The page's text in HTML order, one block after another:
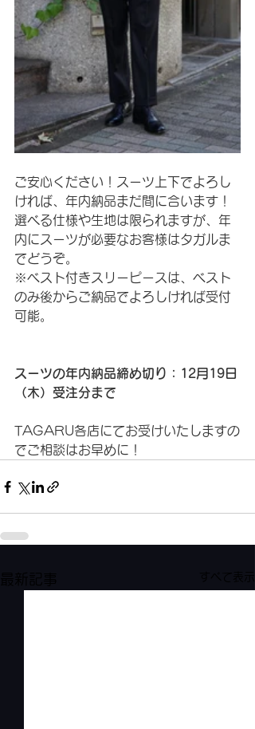
ご安心ください！スーツ上下でよろし
ければ、年内納品まだ間に合います！
選べる仕様や生地は限られますが、年
内にスーツが必要なお客様はタガルま
でどうぞ。
※ベスト付きスリーピースは、ベスト
のみ後からご納品でよろしければ受付
可能。
スーツの年内納品締め切り：12月19日
（木）受注分まで
TAGARU各店にてお受けいたしますの
でご相談はお早めに！